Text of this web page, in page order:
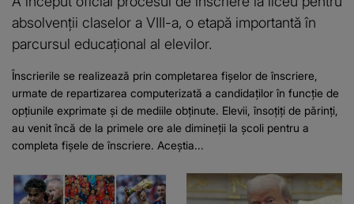
absolvenții claselor a VIII-a, o etapă importantă în
parcursul educațional al elevilor.
Înscrierile se realizează prin completarea fișelor de înscriere,
urmate de repartizarea computerizată a candidaților în funcție de
opțiunile exprimate și de mediile obținute. Elevii, însoțiți de părinți,
au venit încă de la primele ore ale dimineții la școli pentru a
completa fișele de înscriere. Aceștia...